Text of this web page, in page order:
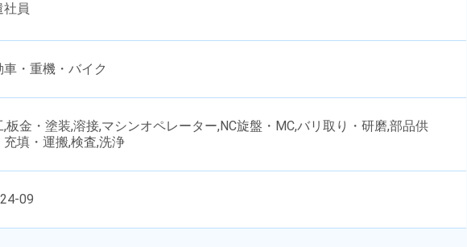
社員
車・重機・バイク
,板金・塗装,溶接,マシンオペレーター,NC旋盤・MC,バリ取り・研磨,部品供
充填・運搬,検査,洗浄
09
に！？ディープな世界にあなたもきっとハマる